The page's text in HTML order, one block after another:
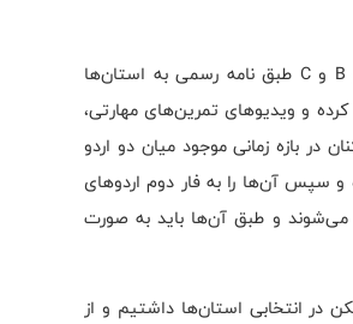
طبق برنامه‌ریزی‌ها بازیکنان سطح D فعلا نمی‌توانند با ما باشند اما بازیکنان سطوح A و B و C طبق نامه رسمی به استان‌ها
و ویدیوهای تمرین‌های مهارتی،
بازه زمانی موجود میان دو اردو
و سپس آن‌ها را به فار دوم اردوهای
می‌شوند و طبق آن‌ها باید به صورت
پروسه ما را همراهی کردند و به لطف این فرایند، در کل کشور ۹۶۰ بازیکن در انتخابی استان‌ها داشتیم و از